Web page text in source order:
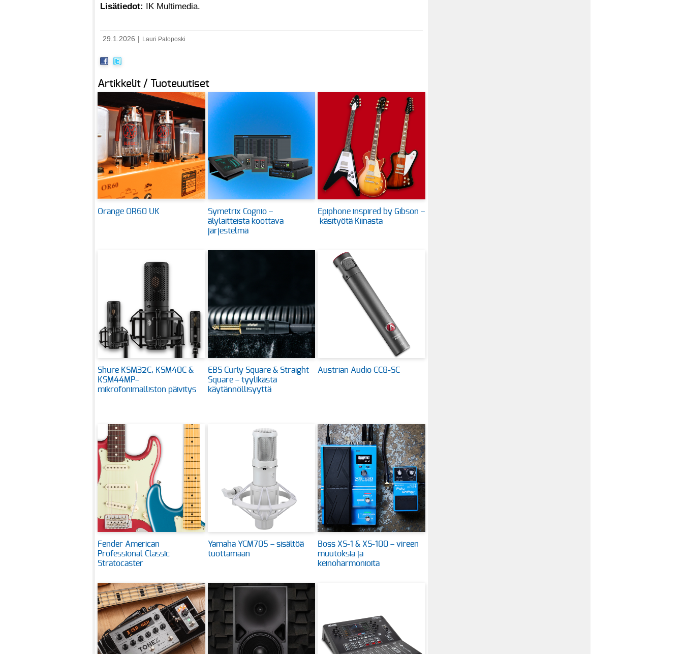
Lisätiedot: IK Multimedia.
29.1.2026 | Lauri Paloposki
Artikkelit / Tuoteuutiset
Orange OR60 UK
Symetrix Cognio –
älylaitteista koottava
järjestelmä
Epiphone inspired by Gibson –
käsityötä Kiinasta
Shure KSM32C, KSM40C &
KSM44MP–
mikrofonimalliston päivitys
EBS Curly Square & Straight
Square – tyylikästä
käytännöllisyyttä
Austrian Audio CC8-SC
Fender American
Professional Classic
Stratocaster
Yamaha YCM705 – sisältöä
tuottamaan
Boss XS-1 & XS-100 – vireen
muutoksia ja
keinoharmonioita